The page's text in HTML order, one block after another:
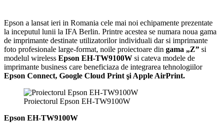
Epson a lansat ieri in Romania cele mai noi echipamente prezentate
la inceputul lunii la IFA Berlin. Printre acestea se numara noua gama
de imprimante destinate utilizatorilor individuali dar si imprimante
foto profesionale large-format, noile proiectoare din gama „Z” si
modelul wireless Epson EH-TW9100W si cateva modele de
imprimante business care beneficiaza de integrarea tehnologiilor
Epson Connect, Google Cloud Print şi Apple AirPrint.
Proiectorul Epson EH-TW9100W
Epson EH-TW9100W